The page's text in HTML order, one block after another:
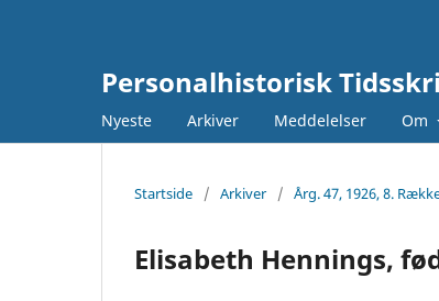
Personalhistorisk
Nyeste Arkiver Meddelelser Om
Startside / Arkiver / Årg. 47, 1926, 8.
Elisabeth Hennings,